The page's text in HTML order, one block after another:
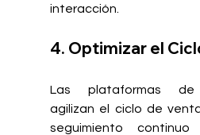
interacción.
4. Optimizar el
Las plataformas de
agilizan el ciclo de
seguimiento